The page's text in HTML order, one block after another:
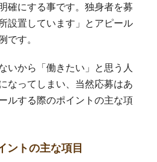
確にする事です。独身者を募
設置しています」とアピール
です。
いから「働きたい」と思う人
なってしまい、当然応募はあ
ルする際のポイントの主な項
ントの主な項目